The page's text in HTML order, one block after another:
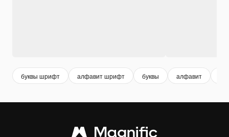
буквы шрифт алфавит шрифт буквы алфавит